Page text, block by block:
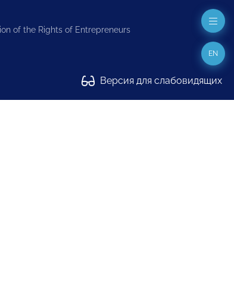
of the Rights of Entrepreneurs
Версия для слабовидящих
EN